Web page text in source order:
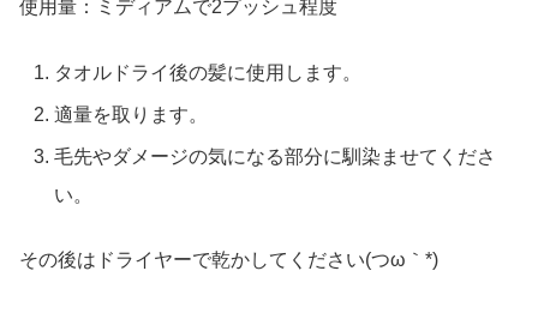
使用量：ミディアムで2プッシュ程度
タオルドライ後の髪に使用します。
適量を取ります。
毛先やダメージの気になる部分に馴染ませてくださ
い。
その後はドライヤーで乾かしてください(つω｀*)